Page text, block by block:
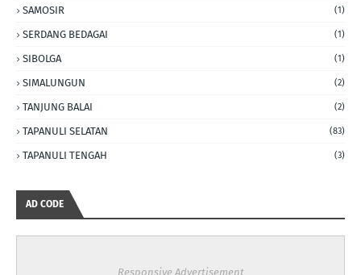
SAMOSIR (1)
SERDANG BEDAGAI (1)
SIBOLGA (1)
SIMALUNGUN (2)
TANJUNG BALAI (2)
TAPANULI SELATAN (83)
TAPANULI TENGAH (3)
AD CODE
Responsive Advertisement